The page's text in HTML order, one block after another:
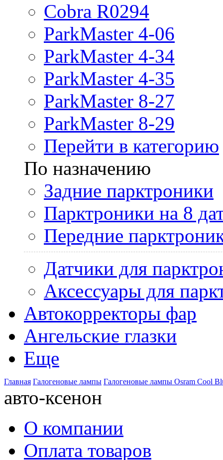
Cobra R0294
ParkMaster 4-06
ParkMaster 4-34
ParkMaster 4-35
ParkMaster 8-27
ParkMaster 8-29
Перейти в категорию
По назначению
Задние парктроники
Парктроники на 8
Передние
Датчики для
Аксессуары для
Автокорректоры фар
Ангельские глазки
Еще
Главная Галогеновые лампы Галогеновые лампы Osram Cool
авто-ксенон
О компании
Оплата товаров